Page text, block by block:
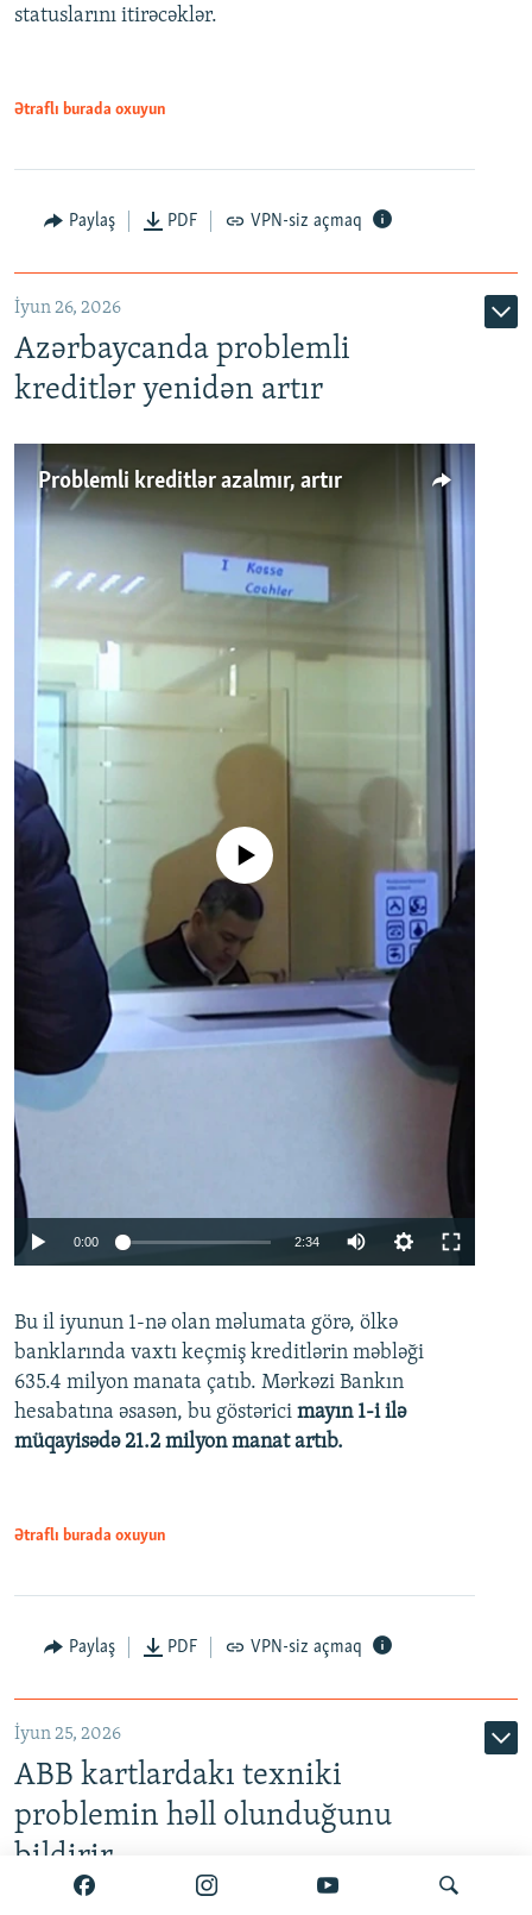
Auto 240p 360p 480p
720p 1080p
statuslarını itirəcəklər.
Ətraflı burada oxuyun
Paylaş PDF VPN-siz açmaq
İyun 26, 2026
Azərbaycanda problemli
kreditlər yenidən artır
Problemli kreditlər azalmır, artır
Auto 240p 360p 480p
720p 1080p
No media source currently available
0:00 2:34
360p
480p
720p
Bu il iyunun 1-nə olan məlumata görə, ölkə
banklarında vaxtı keçmiş kreditlərin məbləği
635.4 milyon manata çatıb. Mərkəzi Bankın
hesabatına əsasən, bu göstərici mayın 1-i ilə
müqayisədə 21.2 milyon manat artıb.
Ətraflı burada oxuyun
Paylaş PDF VPN-siz açmaq
İyun 25, 2026
ABB kartlardakı texniki
problemin həll olunduğunu
bildirir